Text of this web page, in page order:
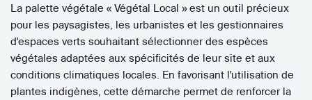
La palette végétale « Végétal Local » est un outil précieux
pour les paysagistes, les urbanistes et les gestionnaires
d'espaces verts souhaitant sélectionner des espèces
végétales adaptées aux spécificités de leur site et aux
conditions climatiques locales. En favorisant l'utilisation de
plantes indigènes, cette démarche permet de renforcer la